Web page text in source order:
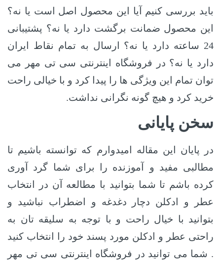
باید بررسی کنیم آیا این محصول اصل است یا نه؟
این محصول ضمانت برگشت دارد یا نه؟ پشتیبانی
24 ساعته دارد یا نه؟ ارسال به تمام نقاط ایران
دارد یا نه؟ در فروشگاه اینترنتی سی تی مهر می
توان تمام این ویژگی ها را پیدا کرد و با خیالی راحت
خرید کرد و هیچ گونه نگرانی نداشت.
سخن پایانی
در پایان این مقاله امیدوارم که توانسته باشیم تا
مطالبی مفید و آموزنده را برای شما گرد آوری
کرده باشم تا شما بتوانید با مطالعه آن در انتخاب
عطر و ادکلن دچار دغدغه و اضطراب نباشید و
بتوانید با خیال راحت و با توجه به سلیقه تان به
راحتی عطر و ادکلن مورد پسند خود را انتخاب کنید
. شما می توانید در فروشگاه اینترنتی سی تی مهر